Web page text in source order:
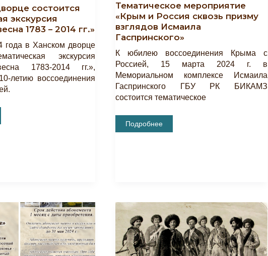
состоится
экскурсия
1783 – 2014 гг.»
года в Ханском дворце
экскурсия
1783-2014 гг.»,
летию воссоединения
Тематическое мероприятие
«Крым и Россия сквозь призму
взглядов Исмаила
Гаспринского»
К юбилею воссоединения Крыма с
Россией, 15 марта 2024 г. в
Мемориальном комплексе Исмаила
Гаспринского ГБУ РК БИКАМЗ
состоится тематическое
Тематическое
Мероприятие
Подробнее